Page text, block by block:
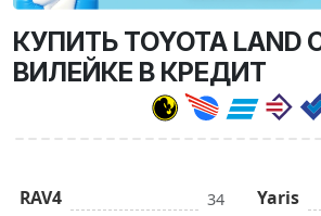
КУПИТЬ TOYOTA LAND
ВИЛЕЙКЕ В КРЕДИТ
RAV4 34 Yaris